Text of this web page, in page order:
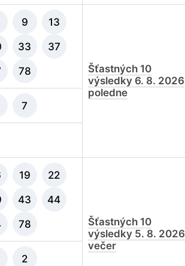
9 13
33 37
78
Šťastných 10
výsledky 6. 8. 2026
poledne
7
19 22
43 44
78
Šťastných 10
výsledky 5. 8. 2026
večer
2